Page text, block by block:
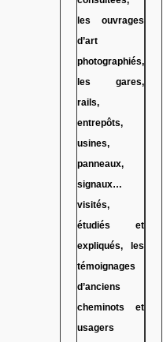
les ouvrages
d’art
photographiés,
les gares,
rails,
entrepôts,
usines,
panneaux,
signaux…
visités,
étudiés et
expliqués, les
témoignages
d’anciens
cheminots et
usagers